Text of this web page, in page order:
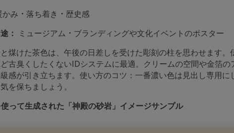
かみ・落ち着き・歴史感
： ミュージアム・ブランディングや文化イベントのポスター
煤けた茶色は、午後の日差しを受けた彫刻の柱を思わせます。
古臭くしたくないIDシステムに最適。クリームの空間や金箔の
感が引き立ちます。使い方のコツ：一番濃い色は見出し専用に
を保ちましょう。
って生成された「神殿の砂岩」イメージサンプル